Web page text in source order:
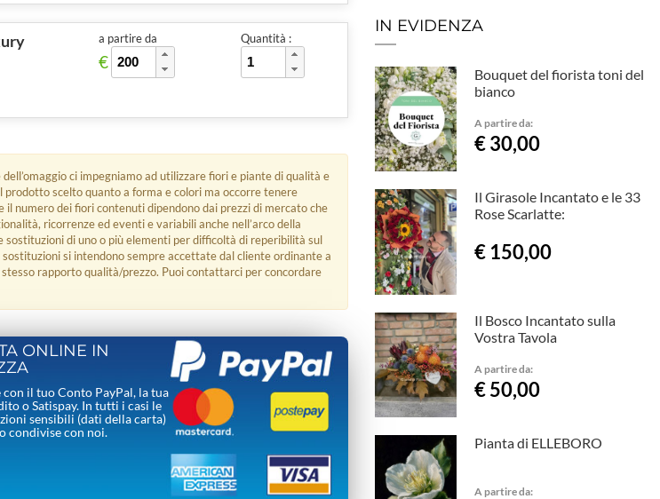
a partire da
€
Quantità :
ci impegniamo ad utilizzare fiori e piante di qualità e
scelto quanto a forma e colori ma occorre tenere
il numero dei fiori contenuti dipendono dai prezzi di mercato che
ricorrenze ed eventi e variabili anche nell’arco della
di uno o più elementi per difficoltà di reperibilità sul
si intendono sempre accettate dal cliente ordinante a
rapporto qualità/prezzo. Puoi contattarci per concordare
ONLINE IN
con il tuo Conto PayPal, la tua
o Satispay. In tutti i casi le
sensibili (dati della carta)
condivise con noi.
IN EVIDENZA
Bouquet del fiorista toni del
bianco
A partire da:
€ 30,00
Il Girasole Incantato e le 33
Rose Scarlatte:
€ 150,00
Il Bosco Incantato sulla
Vostra Tavola
A partire da:
€ 50,00
Pianta di ELLEBORO
A partire da: